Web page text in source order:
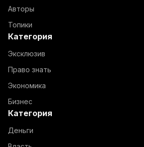
Авторы
Топики
Категория
Эксклюзив
Право знать
Экономика
Бизнес
Категория
Деньги